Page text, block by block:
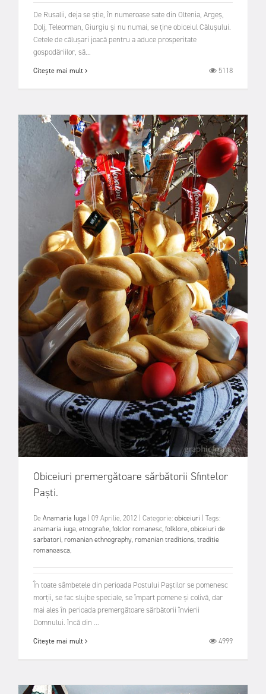
De Rusalii, deja se știe, în numeroase sate din Oltenia, Argeș,
Dolj, Teleorman, Giurgiu și nu numai, se ține obiceiul Călușului.
Cetele de călușari joacă pentru a aduce prosperitate
gospodăriilor, să...
Citește mai mult 5118
Obiceiuri premergătoare sărbătorii Sfintelor
Paști.
De Anamaria Iuga 09 Aprilie, 2012 Categorie:obiceiuri
Tags:
anamaria iuga,etnografie,folclor romanesc,folklore,obiceiuri de
sarbatori,romanian ethnography,romanian traditions,traditie
romaneasca,
În toate sâmbetele din perioada Postului Paștilor se pomenesc
morții, se fac slujbe speciale, se împart pomene și colivă, dar
mai ales în perioada premergătoare sărbătorii învierii
Domnului. încă din ...
Citește mai mult 4999